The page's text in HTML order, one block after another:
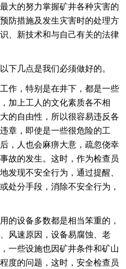
大的努力掌握矿井各种灾害的
防措施及发生灾害时的处理方
、新技术和与自己有关的法律
几点是我们必须做好的。
，特别是在井下，都是一些
加上工人的文化素质各不相
的自由性，所以很容易违反各
章，即使是一些很危险的工
，人也会麻痹大意，疏忽侥幸
故的发生。这时，作为检查员
发现不安全行为，通过提醒、
处分手段，消除不安全行为，
设备多数都是相当笨重的，
风速原因，设备易腐蚀、老
一些设施也因矿井条件和矿山
度的问题，这时，安全检查员